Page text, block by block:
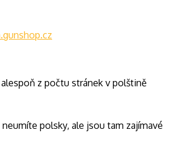
z počtu stránek v polštině
polsky, ale jsou tam zajímavé